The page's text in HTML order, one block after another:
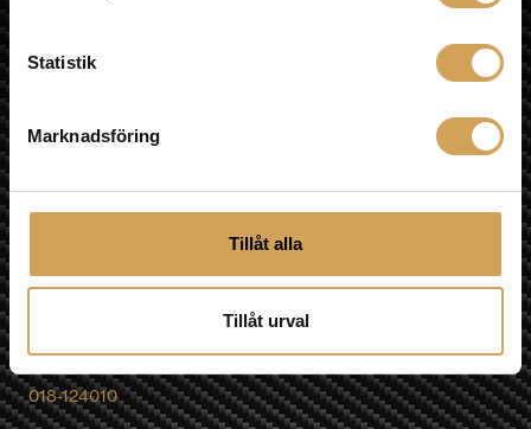
Statistik
Marknadsföring
Tillåt alla
Tillåt urval
Besök oss
75450 Uppsala
E-post
018-124010